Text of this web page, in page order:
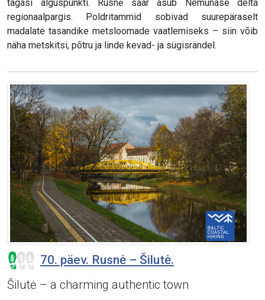
tagasi alguspunkti. Rusnė saar asub Nemunase delta
regionaalpargis. Poldritammid sobivad suurepäraselt
madalate tasandike metsloomade vaatlemiseks – siin võib
näha metskitsi, põtru ja linde kevad- ja sügisrändel.
70. päev. Rusnė – Šilutė.
Šilutė – a charming authentic town